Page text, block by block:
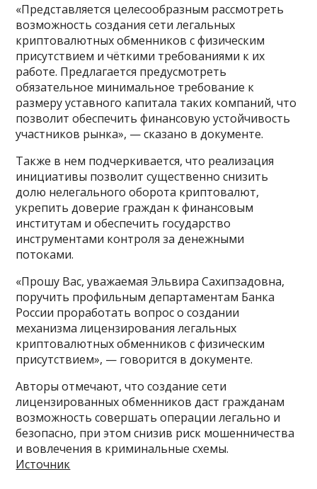
«Представляется целесообразным рассмотреть
возможность создания сети легальных
криптовалютных обменников с физическим
присутствием и чёткими требованиями к их
работе. Предлагается предусмотреть
обязательное минимальное требование к
размеру уставного капитала таких компаний, что
позволит обеспечить финансовую устойчивость
участников рынка», — сказано в документе.
Также в нем подчеркивается, что реализация
инициативы позволит существенно снизить
долю нелегального оборота криптовалют,
укрепить доверие граждан к финансовым
институтам и обеспечить государство
инструментами контроля за денежными
потоками.
«Прошу Вас, уважаемая Эльвира Сахипзадовна,
поручить профильным департаментам Банка
России проработать вопрос о создании
механизма лицензирования легальных
криптовалютных обменников с физическим
присутствием», — говорится в документе.
Авторы отмечают, что создание сети
лицензированных обменников даст гражданам
возможность совершать операции легально и
безопасно, при этом снизив риск мошенничества
и вовлечения в криминальные схемы.
Источник